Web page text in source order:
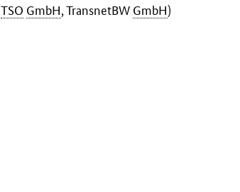
TSO GmbH, TransnetBW GmbH)